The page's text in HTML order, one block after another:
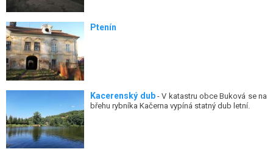
Ptenín
Kacerenský dub- V katastru obce Buková se na
břehu rybníka Kačerna vypíná statný dub letní.